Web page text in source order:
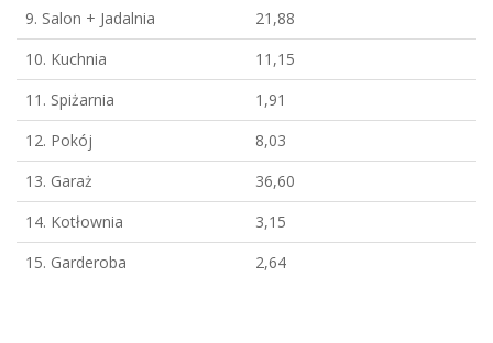
9. Salon + Jadalnia
21,88
10. Kuchnia
11,15
11. Spiżarnia
1,91
12. Pokój
8,03
13. Garaż
36,60
14. Kotłownia
3,15
15. Garderoba
2,64